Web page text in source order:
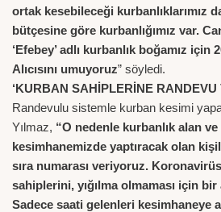
ortak kesebileceği kurbanlıklarımız
bütçesine göre kurbanlığımız var.
‘Efebey’ adlı kurbanlık boğamız
Alıcısını umuyoruz” söyledi.
‘KURBAN SAHİPLERİNE RANDEVU
Randevulu sistemle kurban kesimi
Yılmaz, “O nedenle kurbanlık alan
kesimhanemizde yaptıracak olan
sıra numarası veriyoruz.
sahiplerini, yığılma olmaması için bir
Sadece saati gelenleri kesimhaneye